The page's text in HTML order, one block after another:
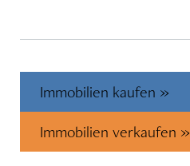
Immobilien kaufen »
Immobilien verkaufen »